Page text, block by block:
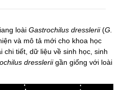
loài Gastrochilus dresslerii(G.
và mô tả mới cho khoa học
chi tiết, dữ liệu về sinh học, sinh
dressleriigần giống với loài